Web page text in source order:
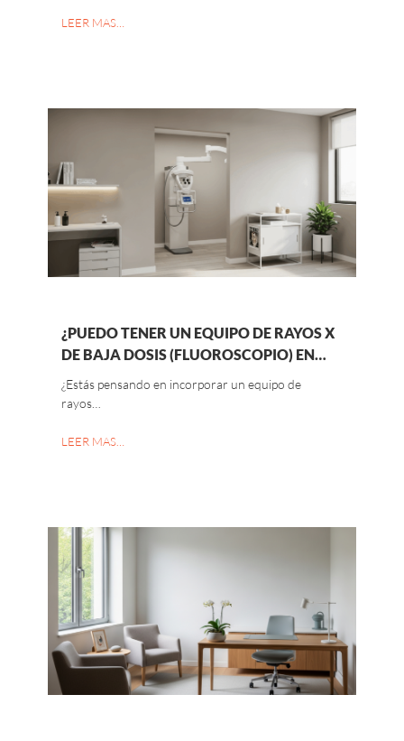
LEER MAS…
¿PUEDO TENER UN EQUIPO DE RAYOS X
DE BAJA DOSIS (FLUOROSCOPIO) EN…
¿Estás pensando en incorporar un equipo de
rayos…
LEER MAS…